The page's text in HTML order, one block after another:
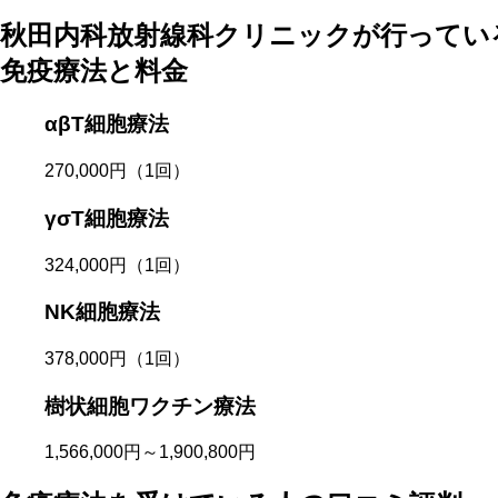
秋田内科放射線科クリニックが行ってい
免疫療法と料金
αβT細胞療法
270,000円 （1回）
γσT細胞療法
324,000円 （1回）
NK細胞療法
378,000円 （1回）
樹状細胞ワクチン療法
1,566,000円～1,900,800円